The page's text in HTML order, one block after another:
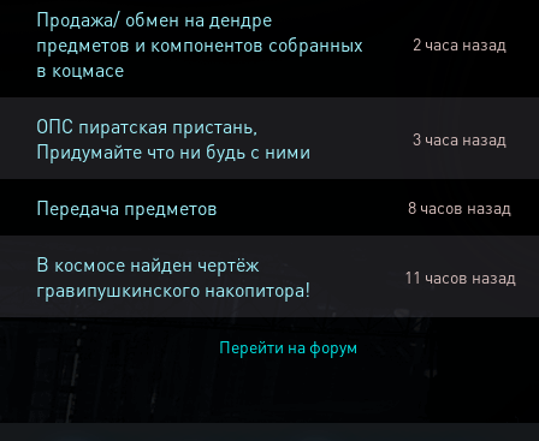
Продажа/ обмен на дендре
предметов и компонентов собранных
в коцмасе
2 часа назад
ОПС пиратская пристань,
Придумайте что ни будь с ними
3 часа назад
Передача предметов 8 часов назад
В космосе найден чертёж
гравипушкинского накопитора!
11 часов назад
Перейти на форум